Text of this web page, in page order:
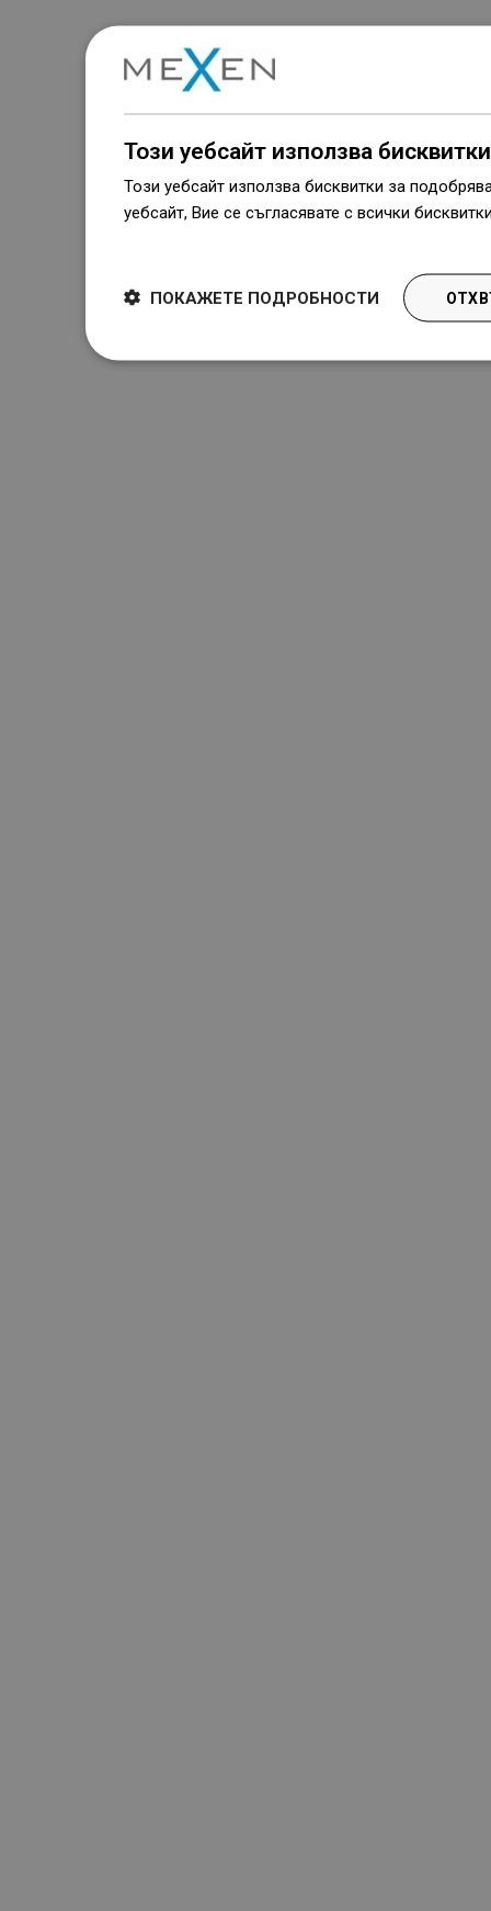
Този уебсайт използва бисквитки
Този уебсайт използва бисквитки за
уебсайт, Вие се съгласявате с всички
ПОКАЖЕТЕ ПОДРОБНОСТИ